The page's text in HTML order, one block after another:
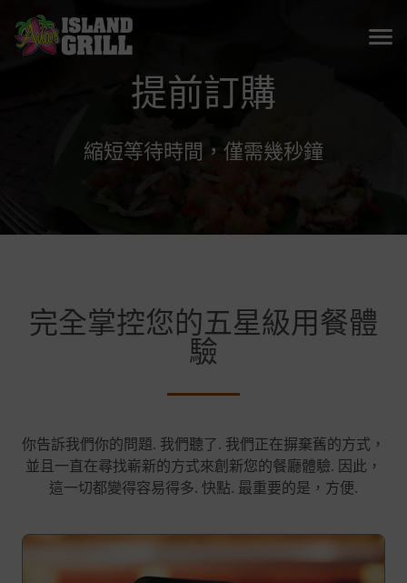
提前訂購
縮短等待時間，僅需幾秒鐘
完全掌控您的五星級用餐體
驗
你告訴我們你的問題. 我們聽了. 我們正在摒棄舊的方式，
並且一直在尋找嶄新的方式來創新您的餐廳體驗. 因此，
這一切都變得容易得多. 快點. 最重要的是，方便.